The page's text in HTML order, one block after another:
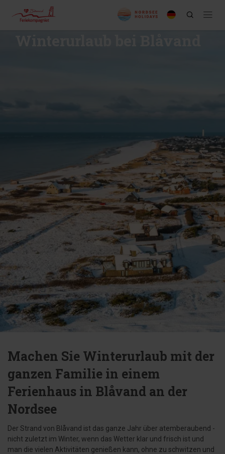
Machen Sie Winterurlaub mit der
ganzen Familie in einem
Ferienhaus in Blåvand an der
Nordsee
Der Strand von Blåvand ist das ganze Jahr über atemberaubend -
nicht zuletzt im Winter, wenn das Wetter klar und frisch ist und
man die vielen Aktivitäten genießen kann, ohne zu schwitzen und